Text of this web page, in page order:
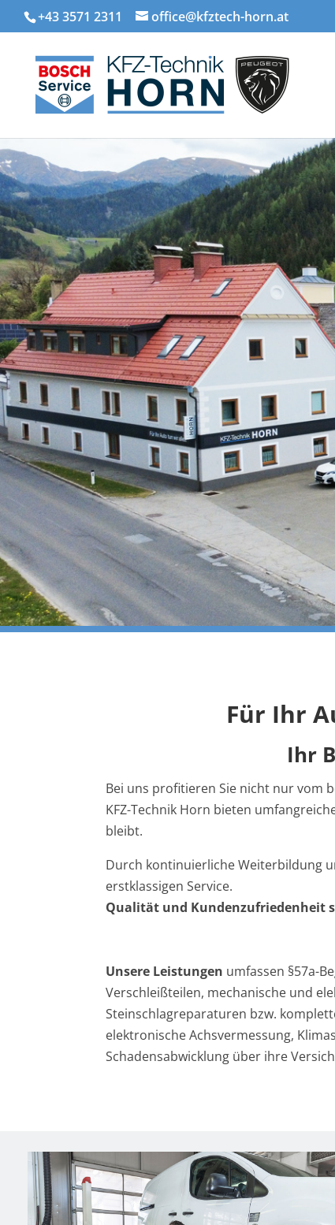
+43 3571 2311 office@kfztech-horn.at
Für Ihr
Ihr
Bei uns profitieren Sie nicht nur vom
KFZ-Technik Horn bieten
bleibt.
Durch kontinuierliche Weiterbildung
erstklassigen Service.
Qualität und Kundenzufriedenheit
Unsere Leistungen umfassen §57a-
Verschleißteilen, mechanische und
Steinschlagreparaturen bzw.
elektronische Achsvermessung,
Schadensabwicklung über ihre